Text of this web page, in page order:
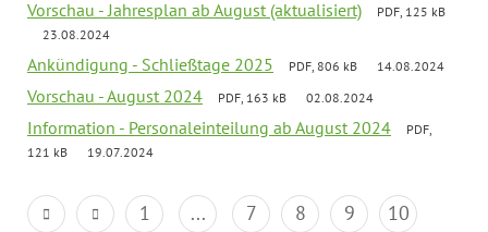
Vorschau - Jahresplan ab August (aktualisiert)
PDF, 125 kB
23.08.2024
Ankündigung - Schließtage 2025 PDF, 806 kB 14.08.2024
Vorschau - August 2024 PDF, 163 kB 02.08.2024
Information - Personaleinteilung ab August 2024
PDF,
121 kB
19.07.2024
1 ... 7 8 9
10